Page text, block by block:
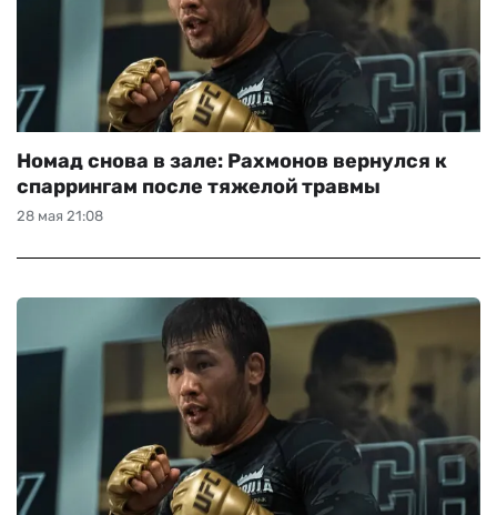
28 мая 21:08
Номад снова в зале: Рахмонов вернулся к
спаррингам после тяжелой травмы